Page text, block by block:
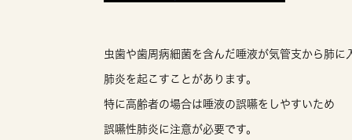
虫歯や歯周病細菌を含んだ唾液が気管支から肺に
肺炎を起こすことがあります。
特に高齢者の場合は唾液の誤嚥をしやすいため
誤嚥性肺炎に注意が必要です。